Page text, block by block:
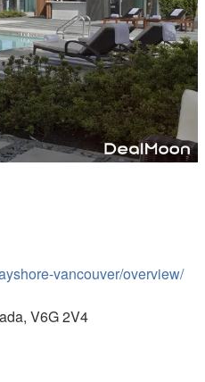
vancouver/overview/
V6G 2V4